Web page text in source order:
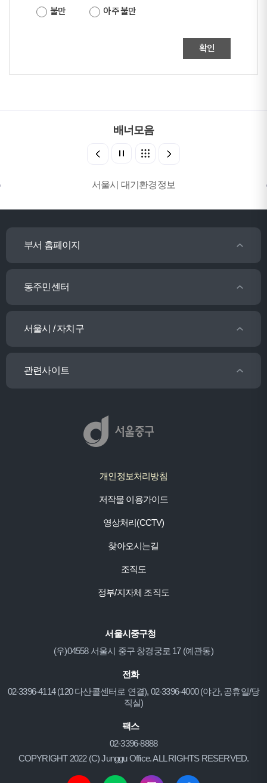
불만
아주 불만
확인
배너모음
서울시 대기환경정보
부서 홈페이지
동주민센터
서울시 / 자치구
관련사이트
개인정보처리방침
저작물 이용가이드
영상처리(CCTV)
찾아오시는길
조직도
정부/지자체 조직도
서울시중구청
(우)04558 서울시 중구 창경궁로 17 (예관동)
전화
02-3396-4114 (120 다산콜센터로 연결), 02-3396-4000 (야간, 공휴일/당
직실)
팩스
02-3396-8888
COPYRIGHT 2022 (C) Junggu Office. ALL RIGHTS RESERVED.